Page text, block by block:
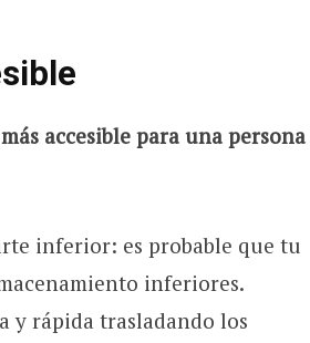
accesible para una persona
inferior: es probable que tu
inferiores.
y rápida trasladando los